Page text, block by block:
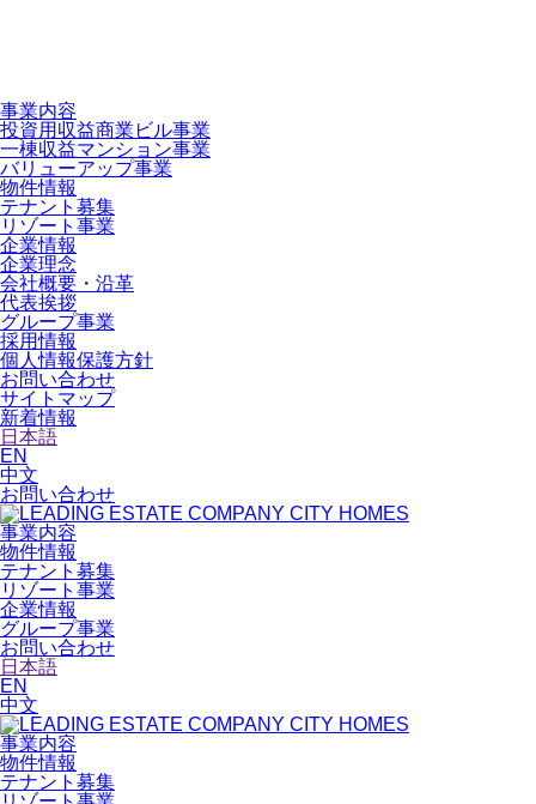
事業内容
投資用収益商業ビル事業
一棟収益マンション事業
バリューアップ事業
物件情報
テナント募集
リゾート事業
企業情報
企業理念
会社概要・沿革
代表挨拶
グループ事業
採用情報
個人情報保護方針
お問い合わせ
サイトマップ
新着情報
日本語
EN
中文
お問い合わせ
事業内容
物件情報
テナント募集
リゾート事業
企業情報
グループ事業
お問い合わせ
日本語
EN
中文
事業内容
物件情報
テナント募集